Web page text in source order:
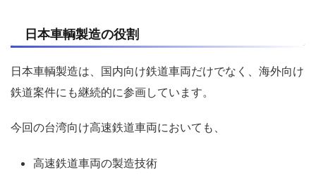
日本車輌製造の役割
日本車輌製造は、国内向け鉄道車両だけでなく、海外向け
鉄道案件にも継続的に参画しています。
今回の台湾向け高速鉄道車両においても、
高速鉄道車両の製造技術